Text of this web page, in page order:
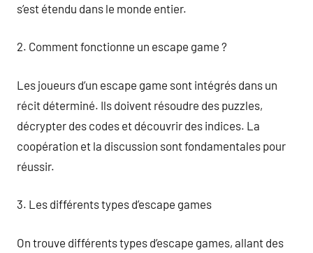
s’est étendu dans le monde entier.
2. Comment fonctionne un escape game ?
Les joueurs d’un escape game sont intégrés dans un
récit déterminé. Ils doivent résoudre des puzzles,
décrypter des codes et découvrir des indices. La
coopération et la discussion sont fondamentales pour
réussir.
3. Les différents types d’escape games
On trouve différents types d’escape games, allant des